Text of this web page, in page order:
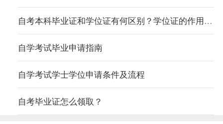
自考本科毕业证和学位证有何区别？学位证的作用有哪些？
自学考试毕业申请指南
自学考试学士学位申请条件及流程
自考毕业证怎么领取？